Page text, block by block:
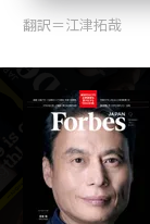
翻訳＝江津拓哉